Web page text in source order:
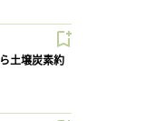
土壌炭素約